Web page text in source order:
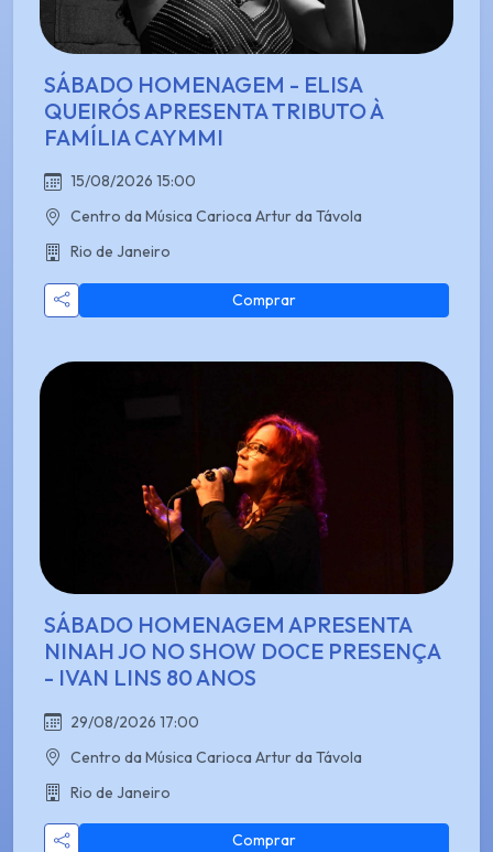
SÁBADO HOMENAGEM - ELISA
QUEIRÓS APRESENTA TRIBUTO À
FAMÍLIA CAYMMI
15/08/2026 15:00
Centro da Música Carioca Artur da Távola
Rio de Janeiro
Comprar
SÁBADO HOMENAGEM APRESENTA
NINAH JO NO SHOW DOCE PRESENÇA
- IVAN LINS 80 ANOS
29/08/2026 17:00
Centro da Música Carioca Artur da Távola
Rio de Janeiro
Comprar